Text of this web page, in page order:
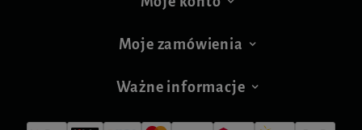
Moje zamówienia
Ważne informacje